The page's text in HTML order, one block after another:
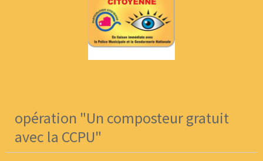
opération "Un composteur gratuit
avec la CCPU"